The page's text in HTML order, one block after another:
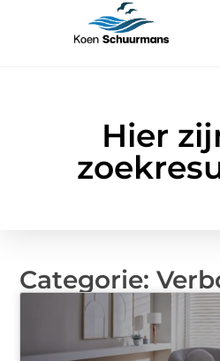
Hier
Categorie: